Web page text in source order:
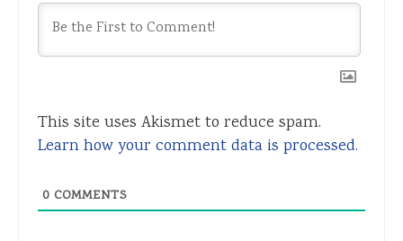
This site uses Akismet to reduce spam.
Learn how your comment data is processed.
0 COMMENTS